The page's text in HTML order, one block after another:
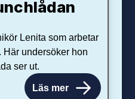
Lenita som arbetar
undersöker hon
ser ut.
Läs mer